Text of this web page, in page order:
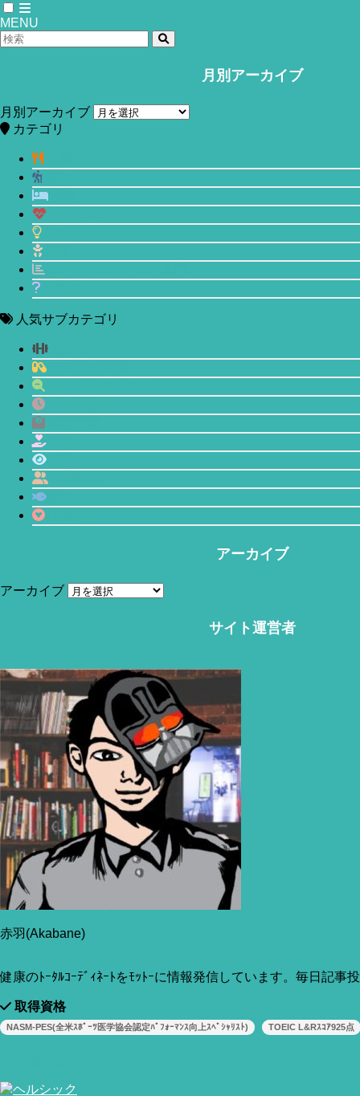
MENU
月別アーカイブ
月別アーカイブ
カテゴリ
人気サブカテゴリ
アーカイブ
アーカイブ
サイト運営者
赤羽(Akabane)
健康のﾄｰﾀﾙｺｰﾃﾞｨﾈｰﾄをﾓｯﾄｰに情報発信しています。毎日記事
取得資格
NASM-PES(全米ｽﾎﾟｰﾂ医学協会認定ﾊﾟﾌｫｰﾏﾝｽ向上ｽﾍﾟｼｬﾘｽﾄ) TOEIC L&Rｽｺｱ925点
オフィスは要らない？今すぐできるリ
モートワークで仕事効率と社員満足度
を上げる方法。
2018年1月23日
当サイトはアフィリエイトリンク(広告も含む)を利用しています。
赤羽(Akabane)
今回はオフィスワークという働き方について。この未だに主
流である働き方がどう非効率なのか、またその他デメリット
も含めてザっと書いていこうと思う次第であります。